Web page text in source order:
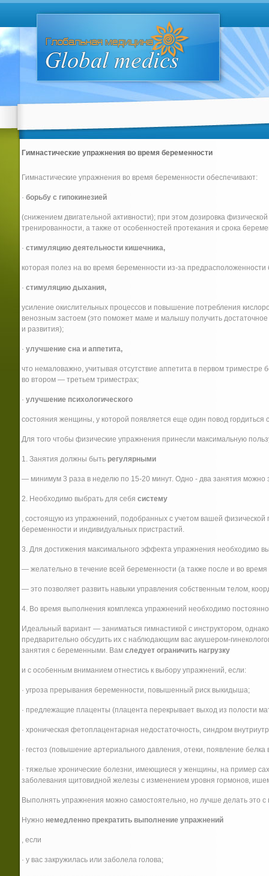
Гимнастические упражнения во время беременности
Гимнастические упражнения во время беременности обеспечивают:
· борьбу с гипокинезией
(снижением двигательной активности); при этом дозировка физической
тренированности, а также от особенностей протекания и срока
· стимуляцию деятельности кишечника,
которая полез на во время беременности из-за
· стимуляцию дыхания,
усиление окислительных процессов и повышение потребления
венозным застоем (это поможет маме и малышу получить
и развития);
· улучшение сна и аппетита,
что немаловажно, учитывая отсутствие аппетита в первом
во втором — третьем триместрах;
· улучшение психологического
состояния женщины, у которой появляется еще один повод гордиться
Для того чтобы физические упражнения принесли максимальную
1. Занятия должны быть регулярными
— минимум 3 раза в неделю по 15-20 минут. Одно - два занятия можно
2. Необходимо выбрать для себя систему
, состоящую из упражнений, подобранных с учетом вашей физической
беременности и индивидуальных пристрастий.
3. Для достижения максимального эффекта упражнения необходимо
— желательно в течение всей беременности (а также после и во
— это позволяет развить навыки управления собственным телом,
4. Во время выполнения комплекса упражнений необходимо
Идеальный вариант — заниматься гимнастикой с инструктором,
предварительно обсудить их с наблюдающим вас акушером-
занятия с беременными. Вам следует ограничить нагрузку
и с особенным вниманием отнестись к выбору упражнений, если:
· угроза прерывания беременности, повышенный риск выкидыша;
· предлежащие плаценты (плацента перекрывает выход из полости
· хроническая фетоплацентарная недостаточность, синдром
· гестоз (повышение артериального давления, отеки, появление белка
· тяжелые хронические болезни, имеющиеся у женщины, на пример
заболевания щитовидной железы с изменением уровня гормонов,
Выполнять упражнения можно самостоятельно, но лучше делать это
Нужно немедленно прекратить выполнение упражнений
, если
· у вас закружилась или заболела голова;